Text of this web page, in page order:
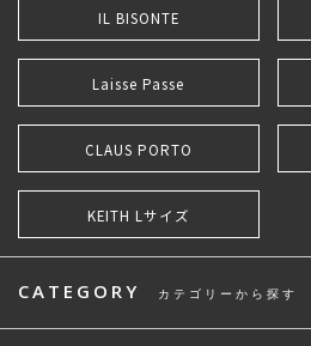
IL BISONTE
Laisse Passe
CLAUS PORTO
KEITH Lサイズ
CATEGORY カテゴリーから探す